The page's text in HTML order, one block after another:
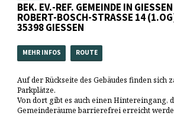
BEK. EV.-REF. GEMEINDE IN GIESSEN
ROBERT-BOSCH-STRASSE 14
35398 GIESSEN
MEHR INFOS ROUTE
Auf der Rückseite des Gebäudes finden sich
Parkplätze.
Von dort gibt es auch einen Hintereingang,
Gemeinderäume barrierefrei erreicht